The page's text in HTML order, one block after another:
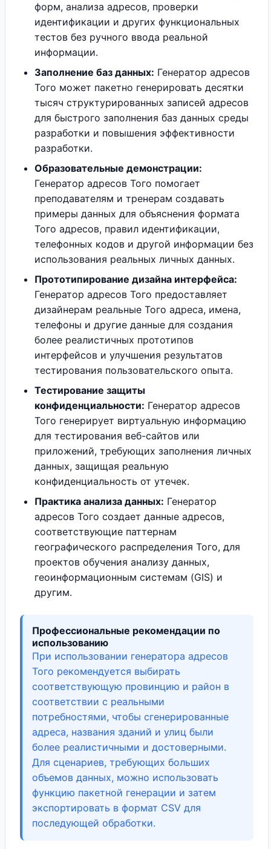
форм, анализа адресов, проверки
идентификации и других функциональных
тестов без ручного ввода реальной
информации.
Заполнение баз данных: Генератор адресов
Того может пакетно генерировать десятки
тысяч структурированных записей адресов
для быстрого заполнения баз данных среды
разработки и повышения эффективности
разработки.
Образовательные демонстрации:
Генератор адресов Того помогает
преподавателям и тренерам создавать
примеры данных для объяснения формата
Того адресов, правил идентификации,
телефонных кодов и другой информации без
использования реальных личных данных.
Прототипирование дизайна интерфейса:
Генератор адресов Того предоставляет
дизайнерам реальные Того адреса, имена,
телефоны и другие данные для создания
более реалистичных прототипов
интерфейсов и улучшения результатов
тестирования пользовательского опыта.
Тестирование защиты
конфиденциальности: Генератор адресов
Того генерирует виртуальную информацию
для тестирования веб-сайтов или
приложений, требующих заполнения личных
данных, защищая реальную
конфиденциальность от утечек.
Практика анализа данных: Генератор
адресов Того создает данные адресов,
соответствующие паттернам
географического распределения Того, для
проектов обучения анализу данных,
геоинформационным системам (GIS) и
другим.
Профессиональные рекомендации по
использованию
При использовании генератора адресов
Того рекомендуется выбирать
соответствующую провинцию и район в
соответствии с реальными
потребностями, чтобы сгенерированные
адреса, названия зданий и улиц были
более реалистичными и достоверными.
Для сценариев, требующих больших
объемов данных, можно использовать
функцию пакетной генерации и затем
экспортировать в формат CSV для
последующей обработки.